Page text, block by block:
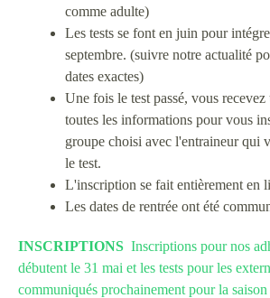
comme adulte)
Les tests se font en juin pour
septembre. (suivre notre actualité
dates exactes)
Une fois le test passé, vous
toutes les informations pour vous
groupe choisi avec l'entraineur qui
le test.
L'inscription se fait entièrement en
Les dates de rentrée ont été
INSCRIPTIONS Inscriptions pour nos
débutent le 31 mai et les tests pour les
communiqués prochainement pour la